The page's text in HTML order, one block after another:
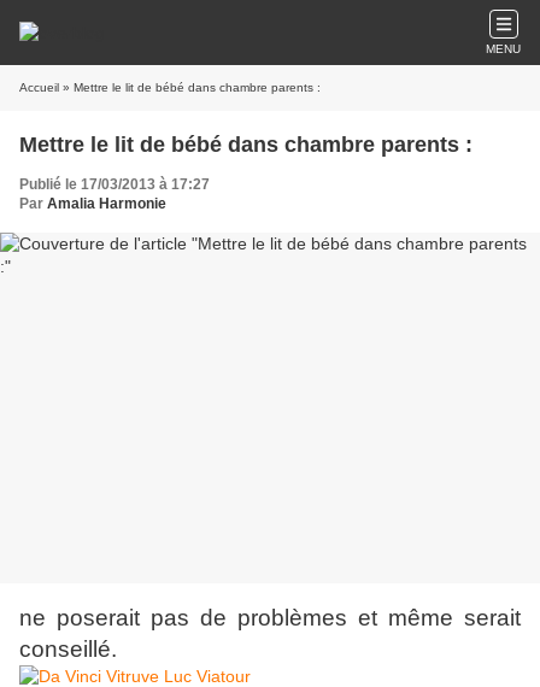
MENU
Accueil » Mettre le lit de bébé dans chambre parents :
Mettre le lit de bébé dans chambre parents :
Publié le 17/03/2013 à 17:27
Par Amalia Harmonie
ne poserait pas de problèmes et même serait
conseillé.